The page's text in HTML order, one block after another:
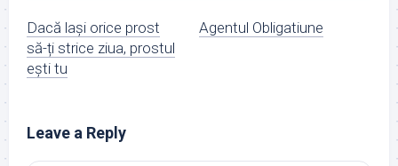
Dacă lași orice prost
să-ți strice ziua, prostul
ești tu
Agentul Obligatiune
Leave a Reply